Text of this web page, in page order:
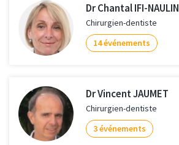
Dr Chantal IFI-NAULIN
Chirurgien-dentiste
14 événements
Dr Vincent JAUMET
Chirurgien-dentiste
3 événements